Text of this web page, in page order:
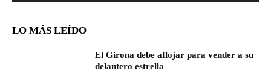
LO MÁS LEÍDO
El Girona debe aflojar para vender a su
delantero estrella